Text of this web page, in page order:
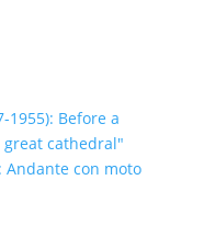
1955): Before a
great cathedral"
Andante con moto